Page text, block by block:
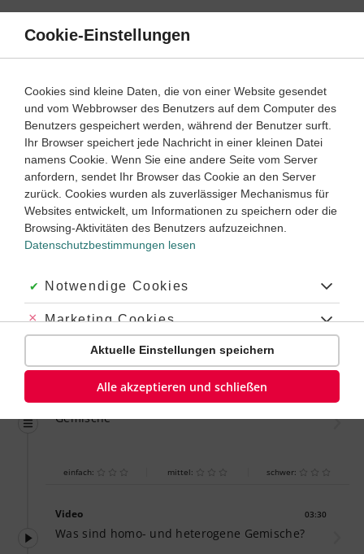
Direkt
Inhalt
Chemie 7. ‐ 8. Klasse
Homogene und heterogene Gemische
Dauer: 50 Minuten
Empfohlen von
Tutor Lukas
VIDEOS, AUFGABEN UND ÜBUNGEN ZUGEHÖRIGE KLASSENARBEITEN
Dauer:
einfach
Gemische
einfach: mittel: schwer:
Video 03:30
Was sind homo- und heterogene Gemische?
Cookie-Einstellungen
Cookies sind kleine Daten, die von einer Website gesendet
und vom Webbrowser des Benutzers auf dem Computer des
Benutzers gespeichert werden, während der Benutzer surft.
Ihr Browser speichert jede Nachricht in einer kleinen Datei
namens Cookie. Wenn Sie eine andere Seite vom Server
anfordern, sendet Ihr Browser das Cookie an den Server
zurück. Cookies wurden als zuverlässiger Mechanismus für
Websites entwickelt, um Informationen zu speichern oder die
Browsing-Aktivitäten des Benutzers aufzuzeichnen.
Datenschutzbestimmungen lesen
Akzeptiert:
Notwendige Cookies
Abgelehnt:
Marketing Cookies
Abgelehnt:
Personalisierungs-Cookies
Aktuelle Einstellungen speichern
Alle akzeptieren und schließen